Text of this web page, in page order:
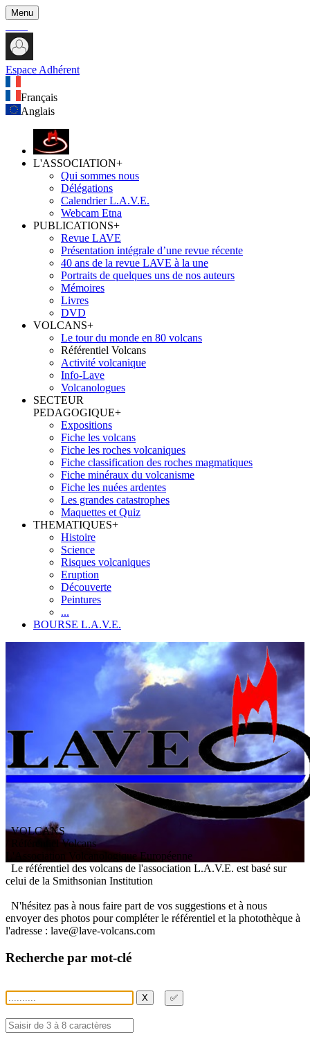
Menu
Espace Adhérent
Français
Anglais
L'ASSOCIATION+
Qui sommes nous
Délégations
Calendrier L.A.V.E.
Webcam Etna
PUBLICATIONS+
Revue LAVE
Présentation intégrale d’une revue récente
40 ans de la revue LAVE à la une
Portraits de quelques uns de nos auteurs
Mémoires
Livres
DVD
VOLCANS+
Le tour du monde en 80 volcans
Référentiel Volcans
Activité volcanique
Info-Lave
Volcanologues
SECTEUR
PEDAGOGIQUE+
Expositions
Fiche les volcans
Fiche les roches volcaniques
Fiche classification des roches magmatiques
Fiche minéraux du volcanisme
Fiche les nuées ardentes
Les grandes catastrophes
Maquettes et Quiz
THEMATIQUES+
Histoire
Science
Risques volcaniques
Eruption
Découverte
Peintures
...
BOURSE L.A.V.E.
VOLCANS
/ Référentiel Volcans
ssociation V olcanologiqueEuropéenne
Le référentiel des volcans de l'association L.A.V.E. est basé sur
celui de la Smithsonian Institution
N'hésitez pas à nous faire part de vos suggestions et à nous
envoyer des photos pour compléter le référentiel et la photothèque à
l'adresse : lave@lave-volcans.com
Recherche par mot-clé
X ✅